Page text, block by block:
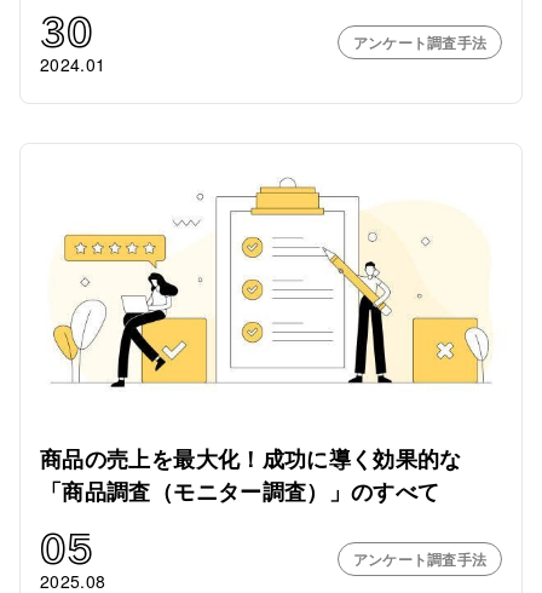
30
2024.01
アンケート調査手法
商品の売上を最大化！成功に導く効果的な
「商品調査（モニター調査）」のすべて
05
2025.08
アンケート調査手法